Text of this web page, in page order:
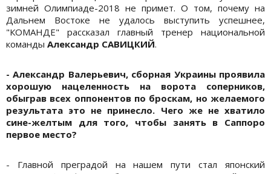
зимней Олимпиаде-2018 не примет. О том, почему на
Дальнем Востоке не удалось выступить успешнее,
"КОМАНДЕ" рассказал главный тренер национальной
команды Александр САВИЦКИЙ.
- Александр Валерьевич, сборная Украины проявила
хорошую нацеленность на ворота соперников,
обыграв всех оппонентов по броскам, но желаемого
результата это не принесло. Чего же не хватило
сине-желтым для того, чтобы занять в Саппоро
первое место?
- Главной преградой на нашем пути стал японский